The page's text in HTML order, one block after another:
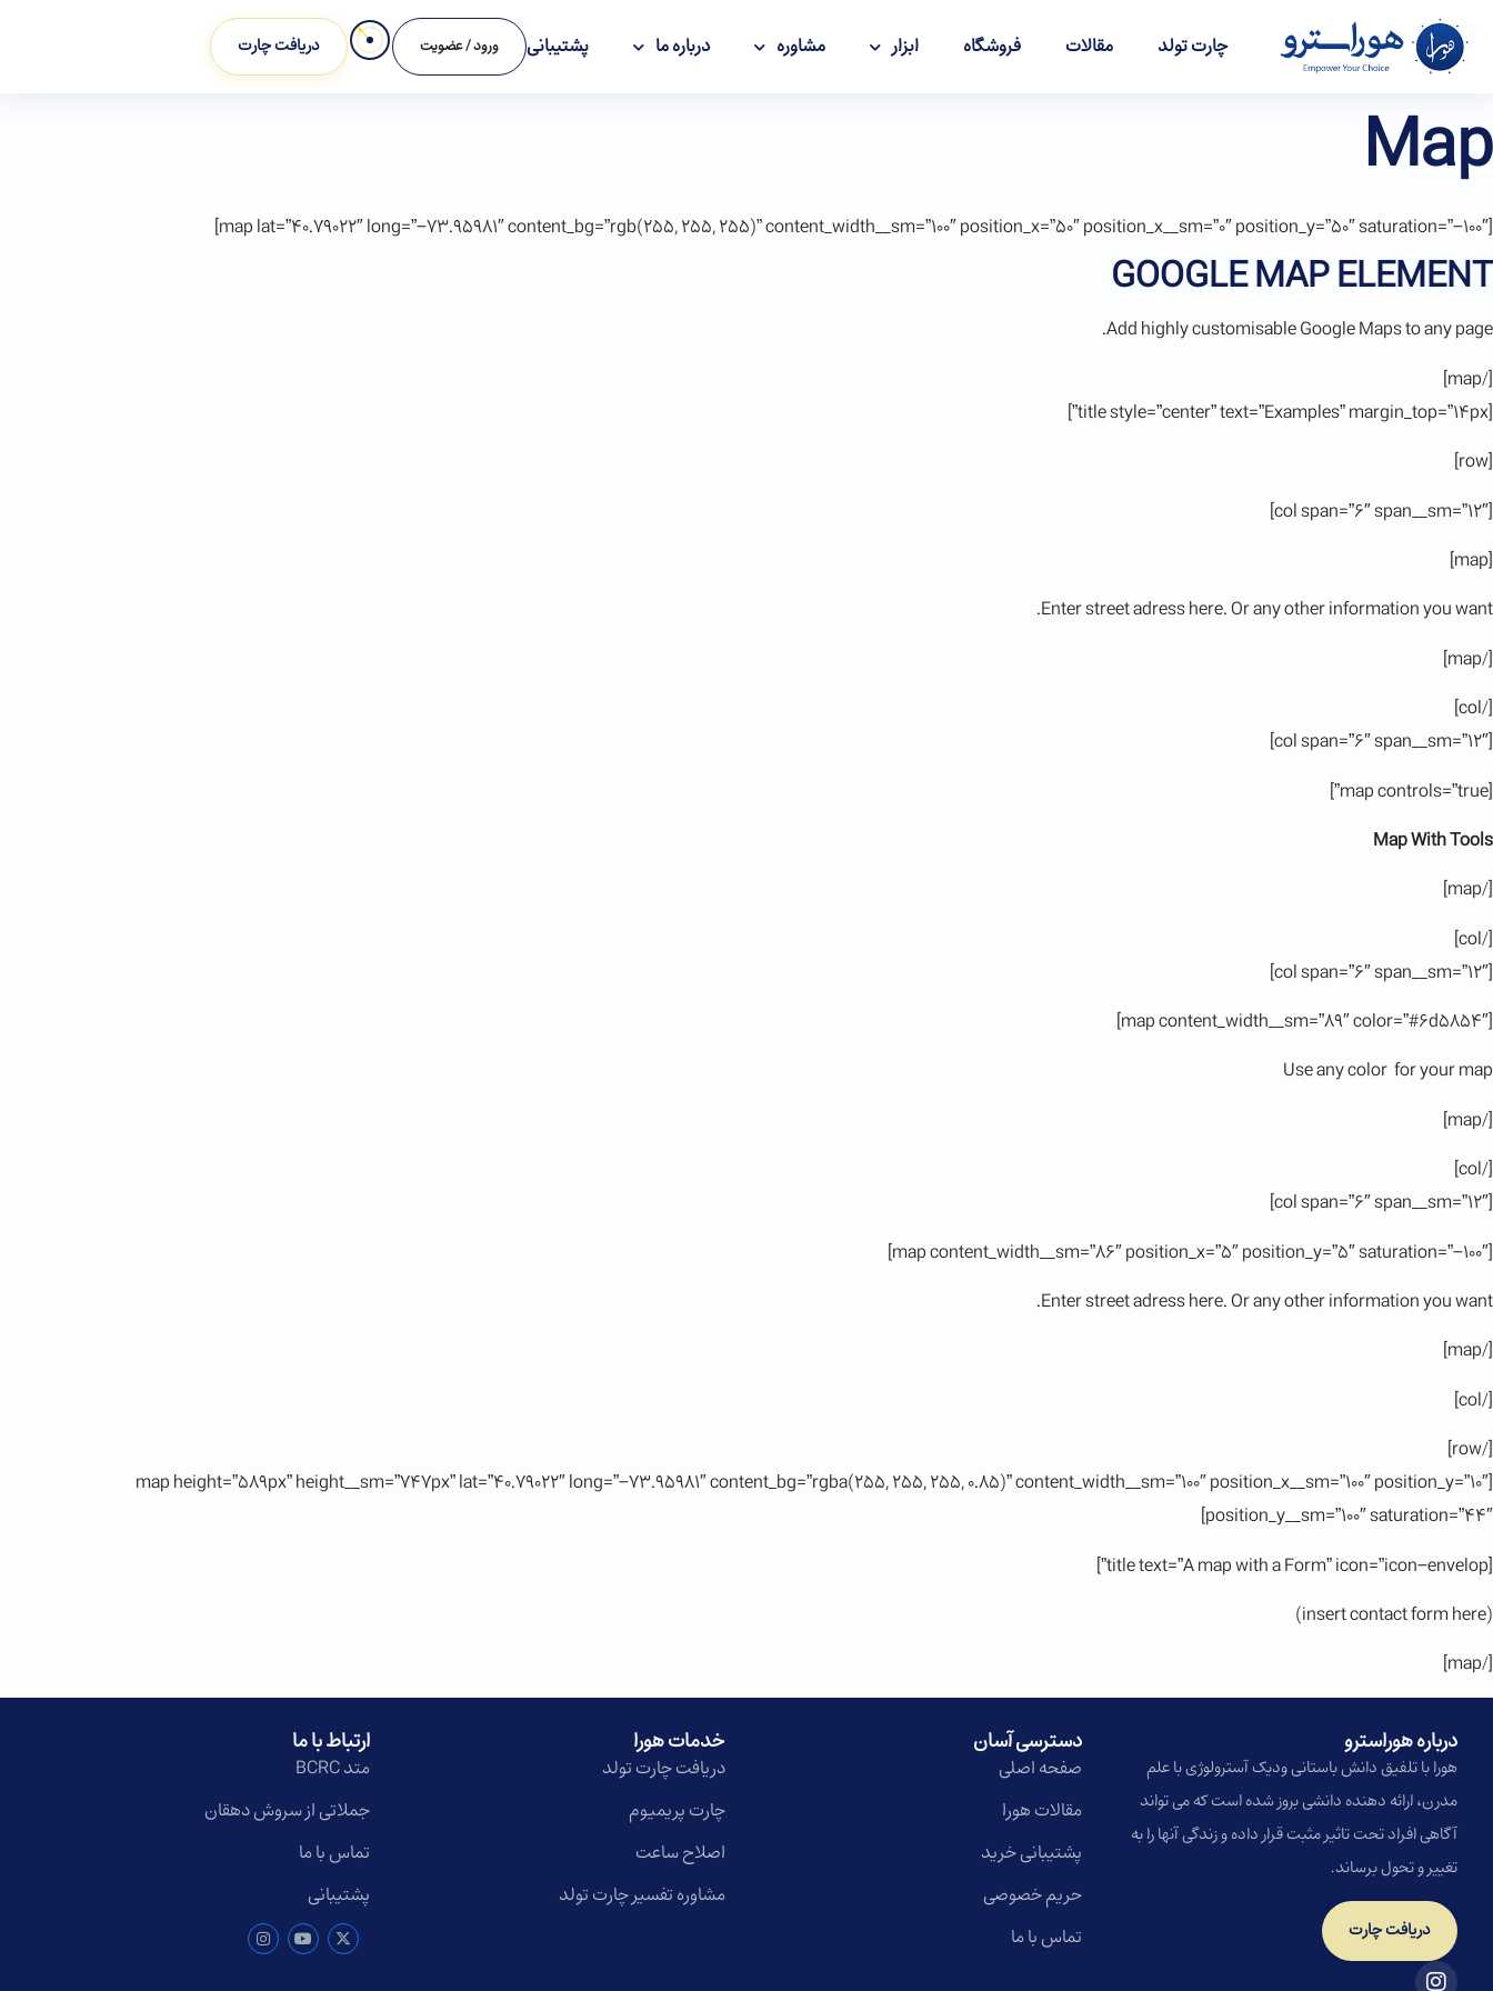
چارت تولد مقالات فروشگاه ابزار مشاوره درباره ما پشتیبانی ورود / عضویت دریافت چارت
Map
[map lat=”40.79022″ long=”-73.95981″ content_bg=”rgb(255, 255, 255)” content_width__sm=”100″ position_x=”50″ position_x__sm=”0″ position_y=”50″ saturation=”-100″]
GOOGLE MAP ELEMENT
Add highly customisable Google Maps to any page.
[/map]
[title style=”center” text=”Examples” margin_top=”14px”]
[row]
[col span=”6″ span__sm=”12″]
[map]
Enter street adress here. Or any other information you want.
[/map]
[/col]
[col span=”6″ span__sm=”12″]
[map controls=”true”]
Map With Tools
[/map]
[/col]
[col span=”6″ span__sm=”12″]
[map content_width__sm=”89″ color=”#6d5854″]
Use any color for your map
[/map]
[/col]
[col span=”6″ span__sm=”12″]
[map content_width__sm=”86″ position_x=”5″ position_y=”5″ saturation=”-100″]
Enter street adress here. Or any other information you want.
[/map]
[/col]
[/row]
[map height=”589px” height__sm=”747px” lat=”40.79022″ long=”-73.95981″ content_bg=”rgba(255, 255, 255, 0.85)” content_width__sm=”100″ position_x__sm=”100″ position_y=”10″
position_y__sm=”100″ saturation=”44″]
[title text=”A map with a Form” icon=”icon-envelop”]
(insert contact form here)
[/map]
درباره هوراسترو​
هورا با تلفیق دانش باستانی ودیک آسترولوژی با علم
مدرن، ارائه دهنده دانشی بروز شده است که می تواند
آگاهی افراد تحت تاثیر مثبت قرار داده و زندگی آنها را به
تغییر و تحول برساند.
دریافت چارت
دسترسی آسان
صفحه اصلی
مقالات هورا
پشتیبانی خرید
حریم خصوصی
تماس با ما
خدمات هورا
دریافت چارت تولد
چارت پریمیوم
اصلاح ساعت
مشاوره تفسیر چارت تولد
ارتباط با ما
متد BCRC
جملاتی از سروش دهقان
تماس با ما
پشتیبانی